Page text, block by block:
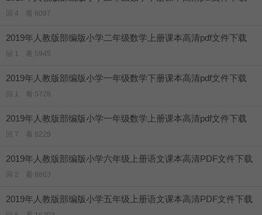
回 4 看 6097
2019年人教版部编版小学二年级数学上册课本高清pdf文件下载
回 1 看 5945
2019年人教版部编版小学一年级数学下册课本高清pdf文件下载
回 1 看 5728
2019年人教版部编版小学一年级数学上册课本高清pdf文件下载
回 7 看 8229
2019年人教版部编版小学六年级上册语文课本高清PDF文件下载
回 2 看 8863
2019年人教版部编版小学五年级上册语文课本高清PDF文件下载